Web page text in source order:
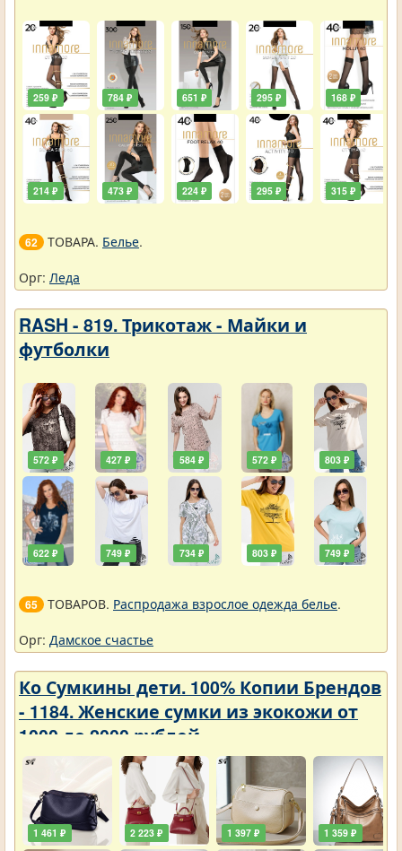
259 ₽
214 ₽
784 ₽
473 ₽
651 ₽
224 ₽
295 ₽
295 ₽
168 ₽
315 ₽
62 ТОВАРА. Белье.
Орг: Леда
RASH - 819. Трикотаж - Майки и
футболки
572 ₽
622 ₽
427 ₽
749 ₽
584 ₽
734 ₽
572 ₽
803 ₽
803 ₽
749 ₽
65 ТОВАРОВ. Распродажа взрослое одежда белье.
Орг: Дамское счастье
Ко Сумкины дети. 100% Копии Брендов
- 1184. Женские сумки из экокожи от
1000 до 2000 рублей
1 461 ₽ 2 223 ₽ 1 397 ₽ 1 359 ₽